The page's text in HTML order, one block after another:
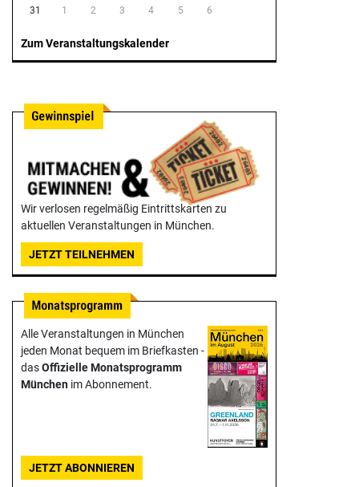
31
1 2 3 4 5 6
Zum Veranstaltungskalender
Wir verlosen regelmäßig Eintrittskarten zu
aktuellen Veranstaltungen in München.
JETZT TEILNEHMEN
Alle Veranstaltungen in München
jeden Monat bequem im Briefkasten -
dasOffizielle Monats­programm
München im Abonnement.
JETZT ABONNIEREN